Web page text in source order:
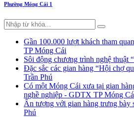
Phường Móng Cái 1
Gần 100.000 lượt khách tham
TP Móng Cái
Sôi động chương trình nghệ thuật
Đặc sắc các gian hàng “Hội chợ
Trần Phú
Có một Móng Cái xưa tại gian
nghề nghiệp - GDTX TP Móng
Ấn tượng với gian hàng trưng bày
Phú